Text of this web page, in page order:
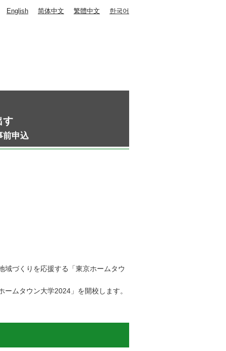
English 简体中文 繁體中文 한국어
す
前申込
域づくりを応援する「東京ホームタウ
ムタウン大学2024」を開校します。